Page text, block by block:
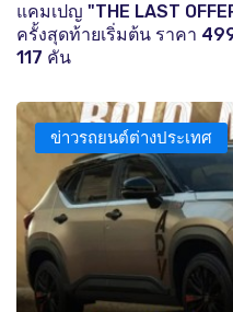
แคมเปญ "THE LAST
ครั้งสุดท้ายเริ่มต้น ราคา
117 คัน
ข่าวรถยนต์ต่างประเทศ